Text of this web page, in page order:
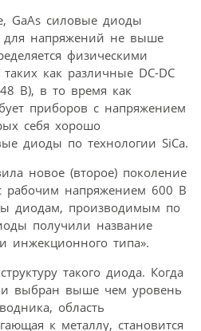
GaAs силовые диоды
для напряжений не выше
физическими
как различные DC-DC
В), в то время как
приборов с напряжением
себя хорошо
диоды по технологии SiCa.
новое (второе) поколение
рабочим напряжением 600 В
диодам, производимым по
получили название
инжекционного типа».
такого диода. Когда
выбран выше чем уровень
область
к металлу, становится